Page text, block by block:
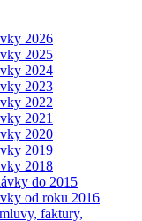
2026
2025
2024
2023
2022
2021
2020
2019
2018
do 2015
od roku 2016
faktury,